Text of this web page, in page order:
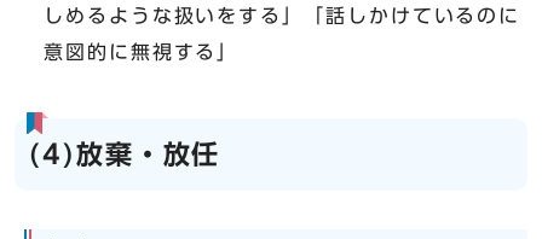
しめるような扱いをする」「話しかけているのに
意図的に無視する」
(4)放棄・放任